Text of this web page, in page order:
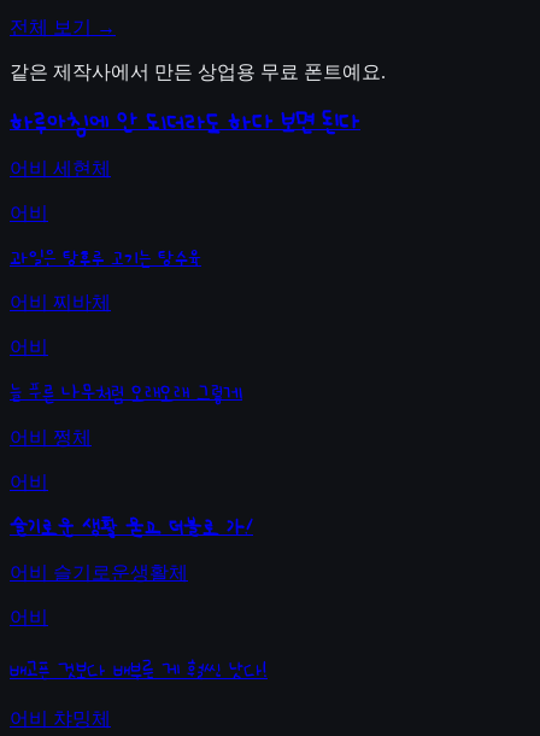
전체 보기 →
같은 제작사에서 만든 상업용 무료 폰트예요.
하루아침에 안 되더라도 하다 보면 된다
어비 세현체
어비
과일은 탕후루 고기는 탕수육
어비 찌바체
어비
늘 푸른 나무처럼 오래오래 그렇게
어비 쩡체
어비
슬기로운 생활 묻고 더블로 가!
어비 슬기로운생활체
어비
배고픈 것보다 배부른 게 훨씬 낫다!
어비 챠밍체